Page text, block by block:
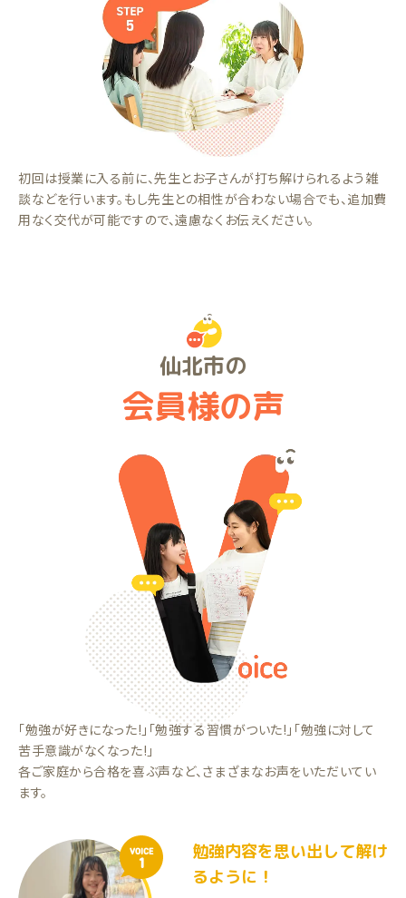
初回は授業に入る前に、先生とお子さんが打ち解けられるよう雑
談などを行います。もし先生との相性が合わない場合でも、追加費
用なく交代が可能ですので、遠慮なくお伝えください。
仙北市の
会員様の声
「勉強が好きになった!」「勉強する習慣がついた!」「勉強に対して
苦手意識がなくなった!」
各ご家庭から合格を喜ぶ声など、さまざまなお声をいただいてい
ます。
VOICE
1
勉強内容を思い出して解け
るように！